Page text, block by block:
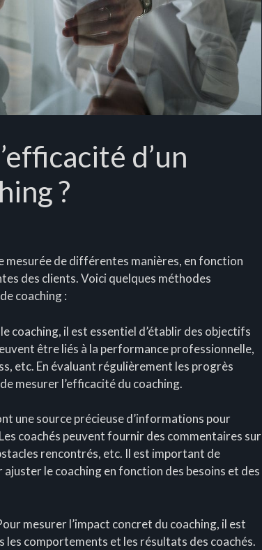
d’un
?
mesurée de différentes manières, en fonction
des clients. Voici quelques méthodes
coaching :
coaching, il est essentiel d’établir des objectifs
être liés à la performance professionnelle,
etc. En évaluant régulièrement les progrès
mesurer l’efficacité du coaching.
une source précieuse d’informations pour
coachés peuvent fournir des commentaires sur
rencontrés, etc. Il est important de
le coaching en fonction des besoins et des
mesurer l’impact concret du coaching, il est
les comportements et les résultats des coachés.